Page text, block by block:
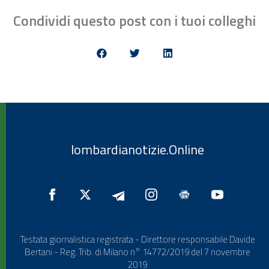
Condividi questo post con i tuoi colleghi
lombardianotizie.Online
Testata giornalistica registrata - Direttore responsabile Davide
Bertani - Reg. Trib. di Milano n° 14772/2019 del 7 novembre
2019